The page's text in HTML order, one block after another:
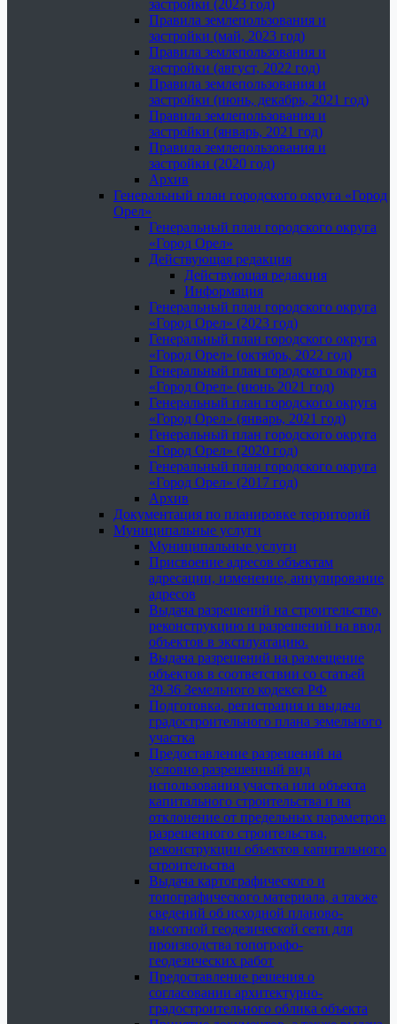
застройки (2023 год)
Правила землепользования и
застройки (май, 2023 год)
Правила землепользования и
застройки (август, 2022 год)
Правила землепользования и
застройки (июнь, декабрь, 2021 год)
Правила землепользования и
застройки (январь, 2021 год)
Правила землепользования и
застройки (2020 год)
Архив
Генеральный план городского округа «Город
Орел»
Генеральный план городского округа
«Город Орел»
Действующая редакция
Действующая редакция
Информация
Генеральный план городского округа
«Город Орел» (2023 год)
Генеральный план городского округа
«Город Орел» (октябрь, 2022 год)
Генеральный план городского округа
«Город Орел» (июнь 2021 год)
Генеральный план городского округа
«Город Орел» (январь, 2021 год)
Генеральный план городского округа
«Город Орел» (2020 год)
Генеральный план городского округа
«Город Орел» (2017 год)
Архив
Документация по планировке территорий
Муниципальные услуги
Муниципальные услуги
Присвоение адресов объектам
адресации, изменение, аннулирование
адресов
Выдача разрешений на строительство,
реконструкцию и разрешений на ввод
объектов в эксплуатацию.
Выдача разрешений на размещение
объектов в соответствии со статьей
39.36 Земельного кодекса РФ
Подготовка, регистрация и выдача
градостроительного плана земельного
участка
Предоставление разрешений на
условно разрешенный вид
использования участка или объекта
капитального строительства и на
отклонение от предельных параметров
разрешенного строительства,
реконструкции объектов капитального
строительства
Выдача картографического и
топографического материала, а также
сведений об исходной планово-
высотной геодезической сети для
производства топографо-
геодезических работ
Предоставление решения о
согласовании архитектурно-
градостроительного облика объекта